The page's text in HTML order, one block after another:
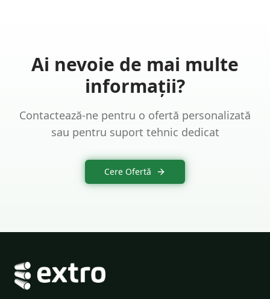
Ai nevoie de mai multe
informații?
Contactează-ne pentru o ofertă personalizată
sau pentru suport tehnic dedicat
Cere Ofertă